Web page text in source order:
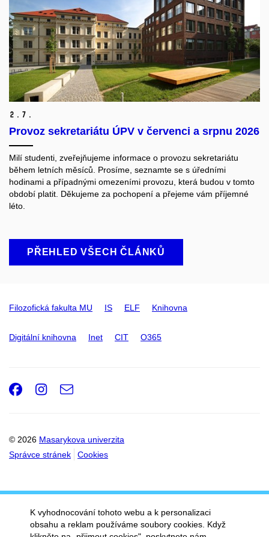
2. 7.
Provoz sekretariátu ÚPV v červenci a srpnu 2026
Milí studenti, zveřejňujeme informace o provozu sekretariátu
během letních měsíců. Prosíme, seznamte se s úředními
hodinami a případnými omezeními provozu, která budou v tomto
období platit. Děkujeme za pochopení a přejeme vám příjemné
léto.
PŘEHLED VŠECH ČLÁNKŮ
Filozofická fakulta MU IS ELF Knihovna
Digitální knihovna Inet CIT O365
© 2026 Masarykova univerzita
Správce stránek
Cookies
Facebook
Instagram
e-
K vyhodnocování tohoto webu a k personalizaci
obsahu a reklam používáme soubory cookies. Když